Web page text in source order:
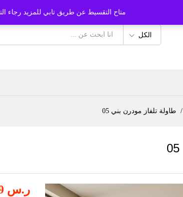
متاح التقسيط عن طريق تابي للمزيد رجاء
الكل
/ طاولة تلفاز مودرن بني 05
ر.س